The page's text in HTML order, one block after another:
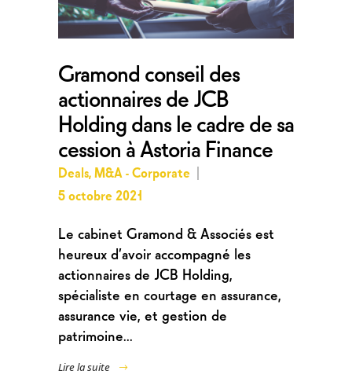
Gramond conseil des
actionnaires de JCB
Holding dans le cadre de sa
cession à Astoria Finance
Deals,M&A - Corporate
5 octobre 2021
Le cabinet Gramond & Associés est
heureux d’avoir accompagné les
actionnaires de JCB Holding,
spécialiste en courtage en assurance,
assurance vie, et gestion de
patrimoine...
Lire la suite